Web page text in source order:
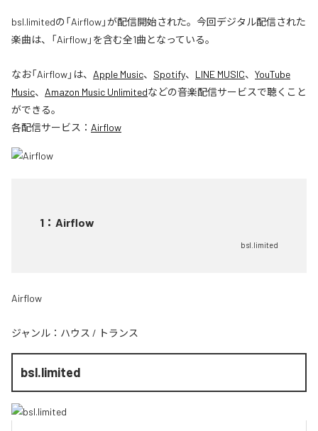
bsl.limitedの「Airflow」が配信開始された。今回デジタル配信された
楽曲は、「Airflow」を含む全1曲となっている。
なお「Airflow」は、 Apple Music、 Spotify、 LINE MUSIC、 YouTube
Music、 Amazon Music Unlimitedなどの音楽配信サービスで聴くこと
ができる。
各配信サービス： Airflow
1 ： Airflow
bsl.limited
Airflow
ジャンル： ハウス / トランス
bsl.limited